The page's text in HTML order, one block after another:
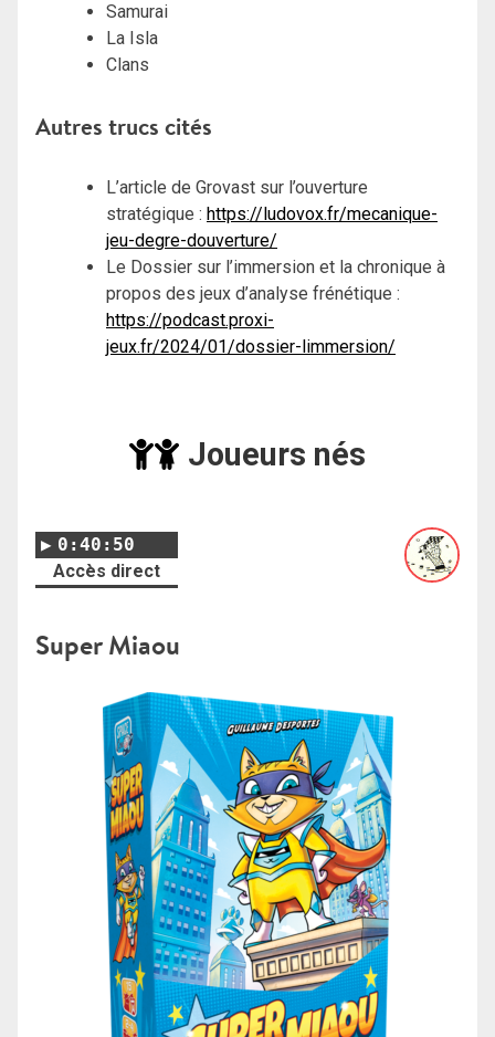
Samurai
La Isla
Clans
Autres trucs cités
L’article de Grovast sur l’ouverture
stratégique : https://ludovox.fr/mecanique-
jeu-degre-douverture/
Le Dossier sur l’immersion et la chronique à
propos des jeux d’analyse frénétique :
https://podcast.proxi-
jeux.fr/2024/01/dossier-limmersion/
Joueurs nés
0:40:50
Accès direct
Super Miaou